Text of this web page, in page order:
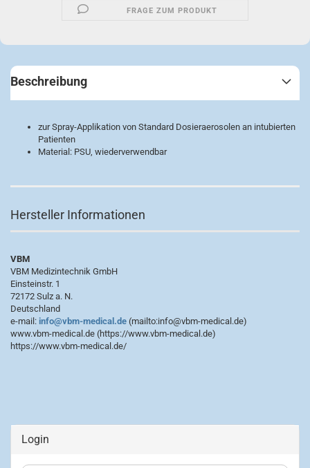
FRAGE ZUM PRODUKT
Beschreibung
zur Spray-Applikation von Standard Dosieraerosolen an intubierten
Patienten
Material: PSU, wiederverwendbar
Hersteller Informationen
VBM
VBM Medizintechnik GmbH
Einsteinstr. 1
72172 Sulz a. N.
Deutschland
e-mail: info@vbm-medical.de (mailto:info@vbm-medical.de)
www.vbm-medical.de (https://www.vbm-medical.de)
https://www.vbm-medical.de/
Login